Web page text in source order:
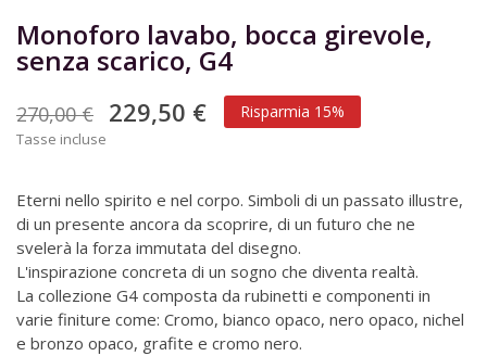
Monoforo lavabo, bocca girevole,
senza scarico, G4
270,00 € 229,50 € Risparmia 15%
Tasse incluse
Eterni nello spirito e nel corpo. Simboli di un passato illustre,
di un presente ancora da scoprire, di un futuro che ne
svelerà la forza immutata del disegno.
L'inspirazione concreta di un sogno che diventa realtà.
La collezione G4 composta da rubinetti e componenti in
varie finiture come: Cromo, bianco opaco, nero opaco, nichel
e bronzo opaco, grafite e cromo nero.